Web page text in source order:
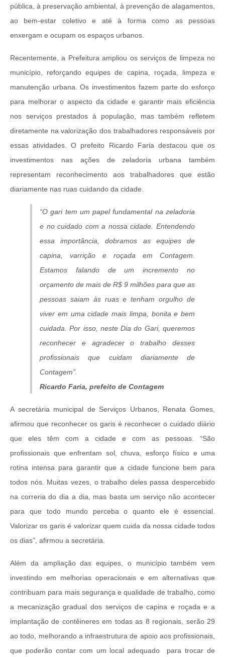
pública, à preservação ambiental, à prevenção de alagamentos,
ao bem-estar coletivo e até à forma como as pessoas
enxergam e ocupam os espaços urbanos.
Recentemente, a Prefeitura ampliou os serviços de limpeza no
município, reforçando equipes de capina, roçada, limpeza e
manutenção urbana. Os investimentos fazem parte do esforço
para melhorar o aspecto da cidade e garantir mais eficiência
nos serviços prestados à população, mas também refletem
diretamente na valorização dos trabalhadores responsáveis por
essas atividades. O prefeito Ricardo Faria destacou que os
investimentos nas ações de zeladoria urbana também
representam reconhecimento aos trabalhadores que estão
diariamente nas ruas cuidando da cidade.
“O gari tem um papel fundamental na zeladoria
e no cuidado com a nossa cidade. Entendendo
essa importância, dobramos as equipes de
capina, varrição e roçada em Contagem.
Estamos falando de um incremento no
orçamento de mais de R$ 9 milhões para que as
pessoas saiam às ruas e tenham orgulho de
viver em uma cidade mais limpa, bonita e bem
cuidada. Por isso, neste Dia do Gari, queremos
reconhecer e agradecer o trabalho desses
profissionais que cuidam diariamente de
Contagem”.
Ricardo Faria, prefeito de Contagem
A secretária municipal de Serviços Urbanos, Renata Gomes,
afirmou que reconhecer os garis é reconhecer o cuidado diário
que eles têm com a cidade e com as pessoas. “São
profissionais que enfrentam sol, chuva, esforço físico e uma
rotina intensa para garantir que a cidade funcione bem para
todos nós. Muitas vezes, o trabalho deles passa despercebido
na correria do dia a dia, mas basta um serviço não acontecer
para que todo mundo perceba o quanto ele é essencial.
Valorizar os garis é valorizar quem cuida da nossa cidade todos
os dias”, afirmou a secretária.
Além da ampliação das equipes, o município também vem
investindo em melhorias operacionais e em alternativas que
contribuam para mais segurança e qualidade de trabalho, como
a mecanização gradual dos serviços de capina e roçada e a
implantação de contêineres em todas as 8 regionais, serão 29
ao todo, melhorando a infraestrutura de apoio aos profissionais,
que poderão contar com um local adequado para trocar de